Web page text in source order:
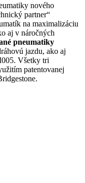
nového
partner“
na maximalizáciu
aj v náročných
pneumatiky
jazdu, ako aj
Všetky tri
patentovanej